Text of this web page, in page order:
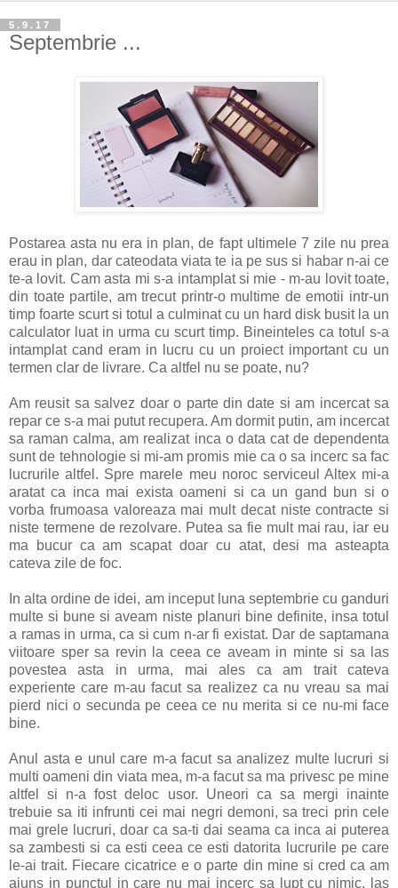
5.9.17
Septembrie ...
Postarea asta nu era in plan, de fapt ultimele 7 zile nu prea
erau in plan, dar cateodata viata te ia pe sus si habar n-ai ce
te-a lovit. Cam asta mi s-a intamplat si mie - m-au lovit toate,
din toate partile, am trecut printr-o multime de emotii intr-un
timp foarte scurt si totul a culminat cu un hard disk busit la un
calculator luat in urma cu scurt timp. Bineinteles ca totul s-a
intamplat cand eram in lucru cu un proiect important cu un
termen clar de livrare. Ca altfel nu se poate, nu?
Am reusit sa salvez doar o parte din date si am incercat sa
repar ce s-a mai putut recupera. Am dormit putin, am incercat
sa raman calma, am realizat inca o data cat de dependenta
sunt de tehnologie si mi-am promis mie ca o sa incerc sa fac
lucrurile altfel. Spre marele meu noroc serviceul Altex mi-a
aratat ca inca mai exista oameni si ca un gand bun si o
vorba frumoasa valoreaza mai mult decat niste contracte si
niste termene de rezolvare. Putea sa fie mult mai rau, iar eu
ma bucur ca am scapat doar cu atat, desi ma asteapta
cateva zile de foc.
In alta ordine de idei, am inceput luna septembrie cu ganduri
multe si bune si aveam niste planuri bine definite, insa totul
a ramas in urma, ca si cum n-ar fi existat. Dar de saptamana
viitoare sper sa revin la ceea ce aveam in minte si sa las
povestea asta in urma, mai ales ca am trait cateva
experiente care m-au facut sa realizez ca nu vreau sa mai
pierd nici o secunda pe ceea ce nu merita si ce nu-mi face
bine.
Anul asta e unul care m-a facut sa analizez multe lucruri si
multi oameni din viata mea, m-a facut sa ma privesc pe mine
altfel si n-a fost deloc usor. Uneori ca sa mergi inainte
trebuie sa iti infrunti cei mai negri demoni, sa treci prin cele
mai grele lucruri, doar ca sa-ti dai seama ca inca ai puterea
sa zambesti si ca esti ceea ce esti datorita lucrurile pe care
le-ai trait. Fiecare cicatrice e o parte din mine si cred ca am
ajuns in punctul in care nu mai incerc sa lupt cu nimic, las